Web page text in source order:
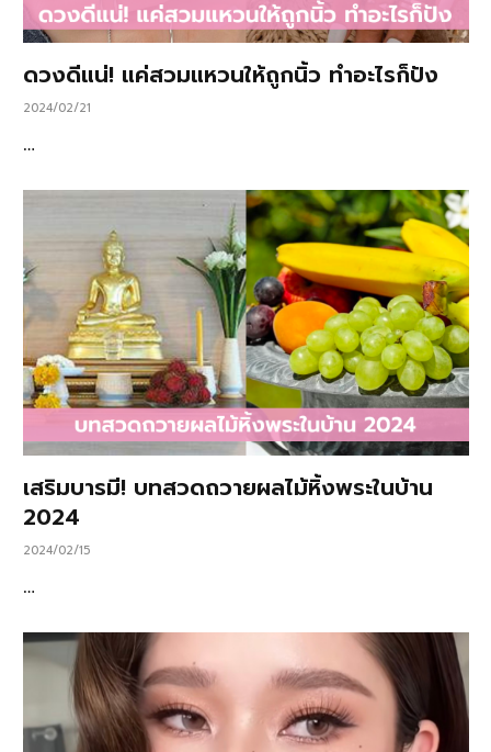
ดวงดีแน่! แค่สวมแหวนให้ถูกนิ้ว ทำอะไรก็ปัง
2024/02/21
…
เสริมบารมี! บทสวดถวายผลไม้หิ้งพระในบ้าน
2024
2024/02/15
…